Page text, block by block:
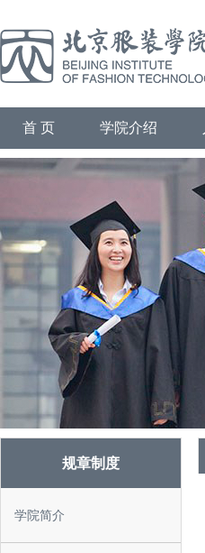
首 页 学院介绍
规章制度
学院简介